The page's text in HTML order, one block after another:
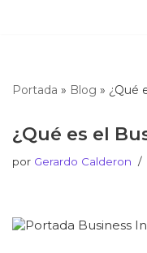
Portada » Blog » ¿Qué
¿Qué es el
por Gerardo Calderon